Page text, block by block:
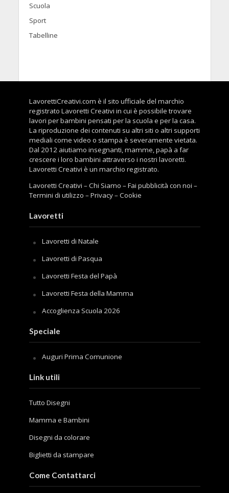
Scuola
Sport
Tabelline
LavorettiCreativi.com è il sito ufficiale del marchio
registrato Lavoretti Creativi in cui è possibile trovare
lavori per bambini pensati per la scuola e per la casa.
La riproduzione dei contenuti su altri siti o altri supporti
mediali come video o stampa è severamente vietata.
Dal 2012 aiutiamo insegnanti, mamme, papà a far
crescere i loro bambini attraverso i nostri lavoretti.
Lavoretti Creativi è un marchio registrato.
Lavoretti Creativi –Chi Siamo –Fai pubblicità con noi –
Termini di utilizzo –Privacy–Cookie
Lavoretti
Lavoretti di Natale
Lavoretti di Pasqua
Lavoretti Festa del Papà
Lavoretti Festa della Mamma
Accoglienza Scuola 2026
Speciale
Auguri Prima Comunione
Link utili
Tutto Disegni
Mamma e Bambini
Disegni da colorare
Biglietti da stampare
Come Contattarci